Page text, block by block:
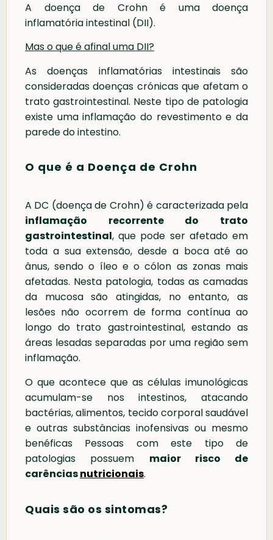
A doença de Crohn é uma doença
inflamatória intestinal (DII).
Mas o que é afinal uma DII?
As doenças inflamatórias intestinais são
consideradas doenças crónicas que afetam o
trato gastrointestinal. Neste tipo de patologia
existe uma inflamação do revestimento e da
parede do intestino.
O que é a Doença de Crohn
A DC (doença de Crohn) é caracterizada pela
inflamação recorrente do trato
gastrointestinal, que pode ser afetado em
toda a sua extensão, desde a boca até ao
ânus, sendo o íleo e o cólon as zonas mais
afetadas. Nesta patologia, todas as camadas
da mucosa são atingidas, no entanto, as
lesões não ocorrem de forma contínua ao
longo do trato gastrointestinal, estando as
áreas lesadas separadas por uma região sem
inflamação.
O que acontece que as células imunológicas
acumulam-se nos intestinos, atacando
bactérias, alimentos, tecido corporal saudável
e outras substâncias inofensivas ou mesmo
benéficas Pessoas com este tipo de
patologias possuem maior risco de
carênciasnutricionais.
Quais são os sintomas?